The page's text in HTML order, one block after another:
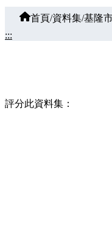
首頁/資料集/基隆
:::
評分此資料集：